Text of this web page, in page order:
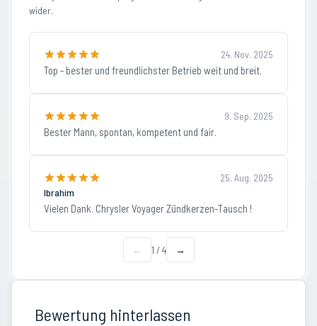
wider.
24. Nov. 2025
Top - bester und freundlichster Betrieb weit und breit.
9. Sep. 2025
Bester Mann, spontan, kompetent und fair.
25. Aug. 2025
Ibrahim
Vielen Dank. Chrysler Voyager Zündkerzen-Tausch !
← 1 / 4 →
Bewertung hinterlassen